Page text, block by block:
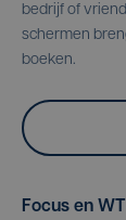
bedrijf of
schermen
boeken.
Focus en